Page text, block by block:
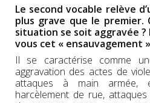
Le second vocable relève
plus grave que le premier.
situation se soit aggravée
vous cet « ensauvagement
Il se caractérise comme
aggravation des actes de
attaques à main armée,
harcèlement de rue,